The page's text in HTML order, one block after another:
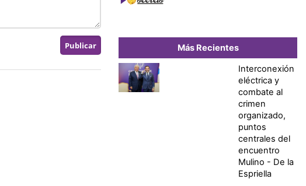
Más Recientes
Interconexión
eléctrica y
combate al
crimen
organizado,
puntos
centrales del
encuentro
Mulino - De la
Espriella